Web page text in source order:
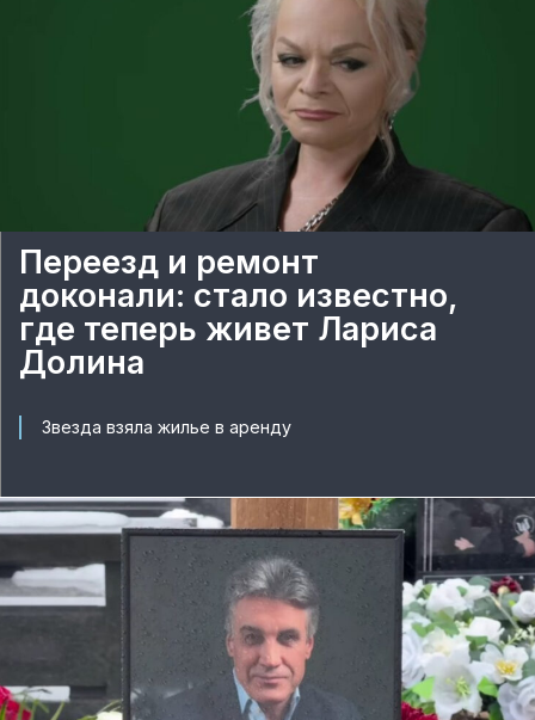
Переезд и ремонт
доконали: стало известно,
где теперь живет Лариса
Долина
Звезда взяла жилье в аренду